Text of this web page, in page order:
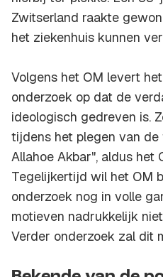
Zwitserland raakte
het ziekenhuis kunnen
Volgens het OM levert
onderzoek op dat de
ideologisch gedreven is.
tijdens het plegen van de
Allahoe Akbar", aldus het
Tegelijkertijd wil het OM
onderzoek nog in volle
motieven nadrukkelijk
Verder onderzoek zal dit